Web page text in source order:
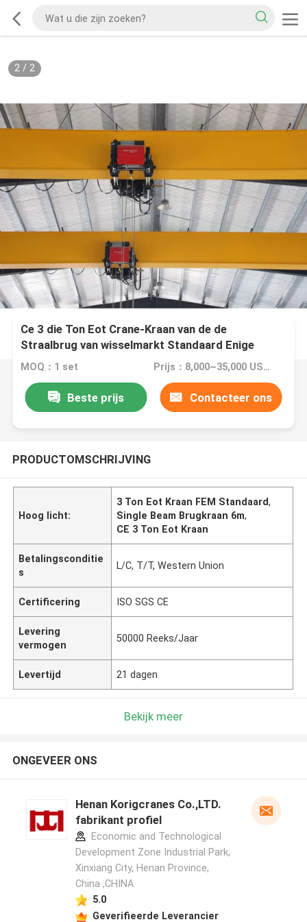
2/ 2
Ce 3 die Ton Eot Crane-Kraan van de de
Straalbrug van wisselmarkt Standaard Enige
6m24m opheft
MOQ：1 set Prijs：8,000~35,000 USD/Set
Beste prijs Contacteer ons
PRODUCTOMSCHRIJVING
Hoog licht:
3 Ton Eot Kraan FEM Standaard,
Single Beam Brugkraan 6m,
CE 3 Ton Eot Kraan
Betalingsconditie
s
L/C, T/T, Western Union
Certificering ISO SGS CE
Levering
vermogen
50000 Reeks/Jaar
Levertijd 21 dagen
Bekijk meer
ONGEVEER ONS
Henan Korigcranes Co.,LTD.
fabrikant profiel
Economic and Technological
Development Zone Industrial Park,
Xinxiang City, Henan Province,
China ,CHINA
5.0
Geverifieerde Leverancier